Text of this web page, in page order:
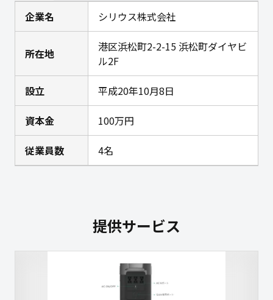
企業名 シリウス株式会社
所在地
港区浜松町2-2-15 浜松町ダイヤビ
ル2F
設立 平成20年10月8日
資本金 100万円
従業員数 4名
提供サービス